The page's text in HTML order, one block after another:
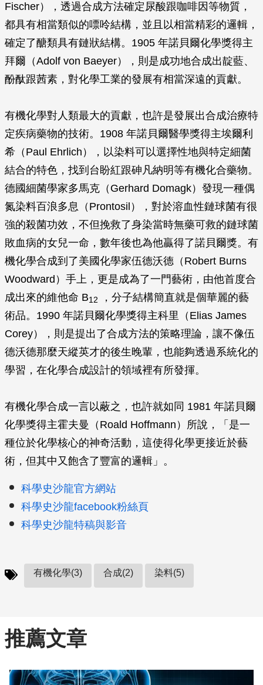
Fischer），透過合成方法確定尿酸跟咖啡因等物質，
都具有相當類似的嘌呤結構，並且以相當精彩的邏輯，
確定了醣類具有鏈狀結構。1905 年諾貝爾化學獎得主
拜爾（Adolf von Baeyer），則是成功地合成出靛藍、
酚酞跟茜素，對化學工業的發展有相當深遠的貢獻。
有機化學對人類最大的貢獻，也許是發展出合成治療特
定疾病藥物的技術。1908 年諾貝爾醫學獎得主埃爾利
希（Paul Ehrlich），以染料可以選擇性地與特定細菌
結合的特色，找到台盼紅跟砷凡納明等有機化合藥物。
德國細菌學家多馬克（Gerhard Domagk）發現一種偶
氮染料百浪多息（Prontosil），對於溶血性鏈球菌有很
強的殺菌功效，不但挽救了身染當時無藥可救的鏈球菌
敗血病的女兒一命，數年後也為他贏得了諾貝爾獎。有
機化學合成到了美國化學家伍德沃德（Robert Burns
Woodward）手上，更是成為了一門藝術，由他首度合
成出來的維他命 B12
，分子結構簡直就是個華麗的藝
術品。1990 年諾貝爾化學獎得主科里（Elias James
Corey），則是提出了合成方法的策略理論，讓不像伍
德沃德那麼天縱英才的後生晚輩，也能夠透過系統化的
學習，在化學合成設計的領域裡有所發揮。
有機化學合成一言以蔽之，也許就如同 1981 年諾貝爾
化學獎得主霍夫曼（Roald Hoffmann）所說，「是一
種位於化學核心的神奇活動，這使得化學更接近於藝
術，但其中又飽含了豐富的邏輯」。
科學史沙龍官方網站
科學史沙龍facebook粉絲頁
科學史沙龍特稿與影音
有機化學(3) 合成(2) 染料(5)
推薦文章